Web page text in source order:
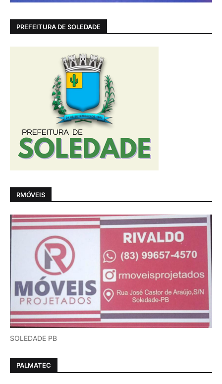
PREFEITURA DE SOLEDADE
RMÓVEIS
SOLEDADE PB
PALMATEC